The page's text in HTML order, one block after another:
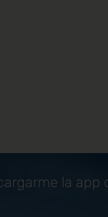
la app